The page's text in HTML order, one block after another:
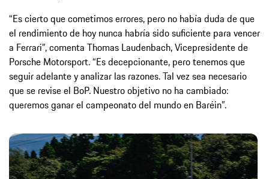
“Es cierto que cometimos errores, pero no había duda de que
el rendimiento de hoy nunca habría sido suficiente para vencer
a Ferrari”, comenta Thomas Laudenbach, Vicepresidente de
Porsche Motorsport. “Es decepcionante, pero tenemos que
seguir adelante y analizar las razones. Tal vez sea necesario
que se revise el BoP. Nuestro objetivo no ha cambiado:
queremos ganar el campeonato del mundo en Baréin”.